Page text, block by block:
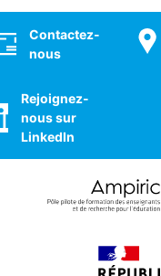
Contactez-
nous
Rejoignez-
nous sur
LinkedIn